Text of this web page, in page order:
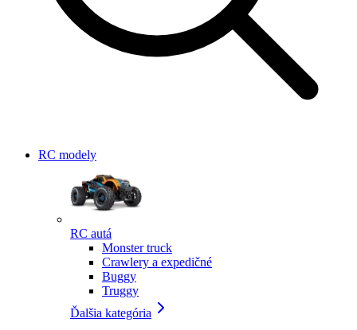
RC modely
RC autá
Monster truck
Crawlery a expedičné
Buggy
Truggy
Ďalšia kategória